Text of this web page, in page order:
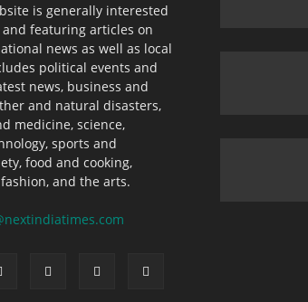
is generally interested
featuring articles on
news as well as local
political events and
news, business and
and natural disasters,
medicine, science,
sports and
food and cooking,
and the arts.